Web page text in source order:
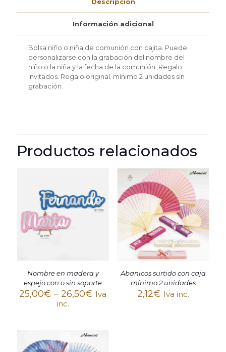
Descripción
Información adicional
Bolsa niño o niña de comunión con cajita. Puede
personalizarse con la grabación del nombre del
niño o la niña y la fecha de la comunión. Regalo
invitados. Regalo original. mínimo 2 unidades sin
grabación.
Productos relacionados
Nombre en madera y
espejo con o sin soporte
25,00€ –26,50€ Iva
inc.
Abanicos surtido con caja
mínimo 2 unidades
2,12€ Iva inc.